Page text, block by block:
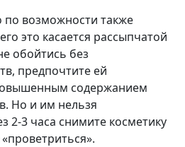
по возможности также
это касается рассыпчатой
обойтись без
предпочтите ей
содержанием
Но и им нельзя
2-3 часа снимите косметику